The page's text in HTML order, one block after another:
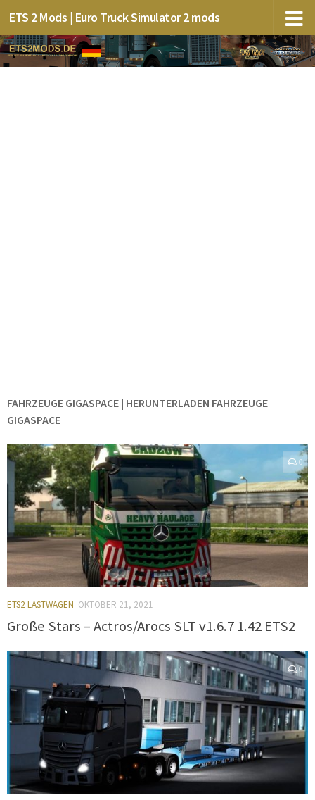
ETS 2 Mods | Euro Truck Simulator 2 mods
FAHRZEUGE GIGASPACE | HERUNTERLADEN FAHRZEUGE
GIGASPACE
0
ETS2 LASTWAGEN OKTOBER 21, 2021
Große Stars – Actros/Arocs SLT v1.6.7 1.42 ETS2
0